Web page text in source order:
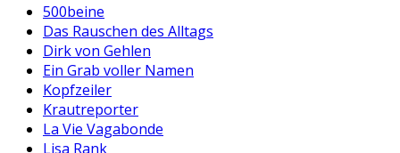
500beine
Das Rauschen des Alltags
Dirk von Gehlen
Ein Grab voller Namen
Kopfzeiler
Krautreporter
La Vie Vagabonde
Lisa Rank